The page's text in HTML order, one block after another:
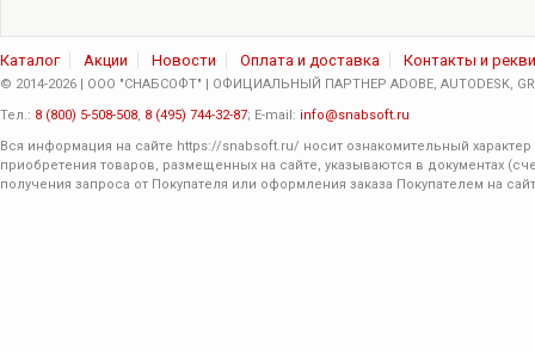
Каталог Акции Новости Оплата и доставка Контакты и
© 2014-2026 | ООО "СНАБСОФТ" | ОФИЦИАЛЬНЫЙ ПАРТНЕР ADOBE, AUTODESK,
Тел.: 8 (800) 5-508-508, 8 (495) 744-32-87; E-mail: info@snabsoft.ru
Вся информация на сайте https://snabsoft.ru/ носит ознакомительный
приобретения товаров, размещенных на сайте, указываются в документах
получения запроса от Покупателя или оформления заказа Покупателем на